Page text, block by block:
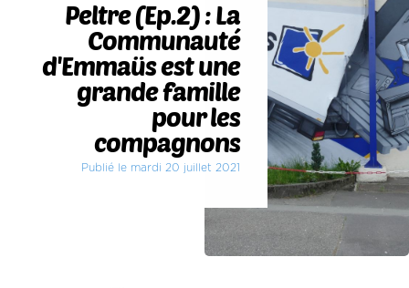
Peltre (Ep.2) : La
Communauté
d'Emmaüs est une
grande famille
pour les
compagnons
Publié le mardi 20 juillet 2021